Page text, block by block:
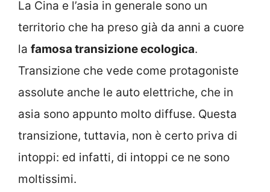
La Cina e l’asia in generale sono un
territorio che ha preso già da anni a cuore
la famosa transizione ecologica.
Transizione che vede come protagoniste
assolute anche le auto elettriche, che in
asia sono appunto molto diffuse. Questa
transizione, tuttavia, non è certo priva di
intoppi: ed infatti, di intoppi ce ne sono
moltissimi.